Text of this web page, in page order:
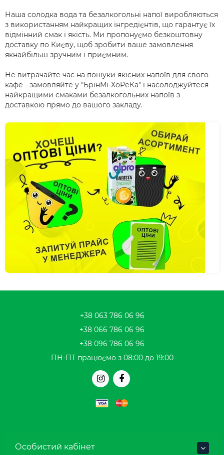
Наша солодка вода та безалкогольні напої виробляються
з використанням найкращих інгредієнтів, що гарантує їх
відмінний смак і якість. Ми пропонуємо безкоштовну
доставку по Києву, щоб зробити ваше замовлення
якнайбільш зручним і приємним.
Не витрачайте час на пошуки якісних напоїв для свого
кафе - замовляйте у "БрінМі-ХоРеКа" і насолоджуйтеся
найкращими смаками безалкогольних напоїв з
доставкою прямо до вашого закладу.
+38 063 786 06 96
+38 066 786 06 96
+38 096 786 06 96
ПН-ПТ працюємо з 08:00 до 19:00
Особистий кабінет